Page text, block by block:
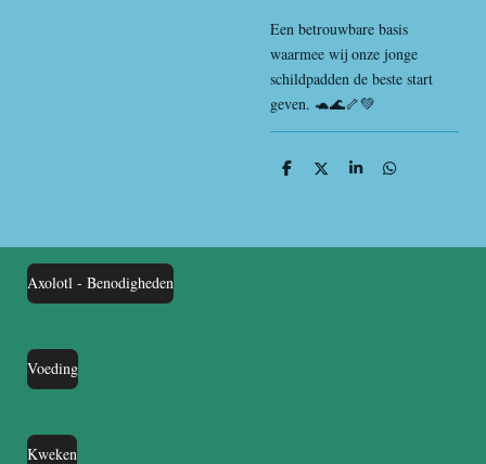
Een betrouwbare basis
waarmee wij onze jonge
schildpadden de beste start
geven. 🐢🌊🦴💚
D
D
S
D
Axolotl - Benodigheden
Voeding
Kweken